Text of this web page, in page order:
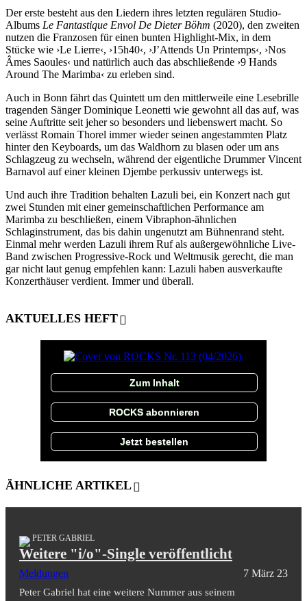
Der erste besteht aus den Liedern ihres letzten regulären Studio-
Albums Le Fantastique Envol De Dieter Böhm (2020), den zweiten
nutzen die Franzosen für einen bunten Highlight-Mix, in dem
Stücke wie ›Le Lierre‹, ›15h40‹, ›J’Attends Un Printemps‹, ›Nos
Âmes Saoules‹ und natürlich auch das abschließende ›9 Hands
Around The Marimba‹ zu erleben sind.
Auch in Bonn fährt das Quintett um den mittlerweile eine Lesebrille
tragenden Sänger Dominique Leonetti wie gewohnt all das auf, was
seine Auftritte seit jeher so besonders und liebenswert macht. So
verlässt Romain Thorel immer wieder seinen angestammten Platz
hinter den Keyboards, um das Waldhorn zu blasen oder um ans
Schlagzeug zu wechseln, während der eigentliche Drummer Vincent
Barnavol auf einer kleinen Djembe perkussiv unterwegs ist.
Und auch ihre Tradition behalten Lazuli bei, ein Konzert nach gut
zwei Stunden mit einer gemeinschaftlichen Performance am
Marimba zu beschließen, einem Vibraphon-ähnlichen
Schlaginstrument, das bis dahin ungenutzt am Bühnenrand steht.
Einmal mehr werden Lazuli ihrem Ruf als außergewöhnliche Live-
Band zwischen Progressive-Rock und Weltmusik gerecht, die man
gar nicht laut genug empfehlen kann: Lazuli haben ausverkaufte
Konzerthäuser verdient. Immer und überall.
AKTUELLES HEFT
Zum Inhalt
ROCKS abonnieren
Jetzt bestellen
ÄHNLICHE ARTIKEL
PETER GABRIEL
Weitere "i/o"-Single veröffentlicht
Meldungen 7 März 23
Peter Gabriel hat eine weitere Nummer aus seinem